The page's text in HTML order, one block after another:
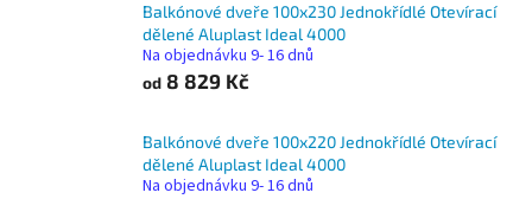
Balkónové dveře 100x230 Jednokřídlé Otevírací
dělené Aluplast Ideal 4000
Na objednávku 9- 16 dnů
od 8 829 Kč
Balkónové dveře 100x220 Jednokřídlé Otevírací
dělené Aluplast Ideal 4000
Na objednávku 9- 16 dnů